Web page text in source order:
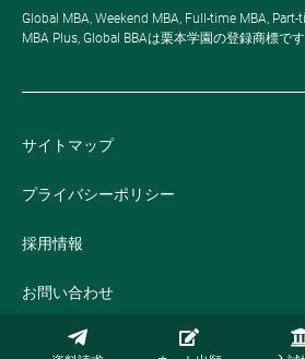
Global MBA, Weekend MBA, Full-time MBA,
MBA Plus, Global BBAは栗本学園の登録商標です
サイトマップ
プライバシーポリシー
採用情報
お問い合わせ
公式オンラインストア